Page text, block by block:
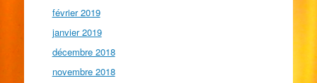
février 2019
janvier 2019
décembre 2018
novembre 2018